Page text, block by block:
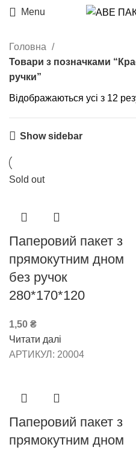
Menu
Головна
Товари з позначками
ручки”
Відображаються усі з 12
Show sidebar
Sold out
Паперовий пакет з
прямокутним дном
без ручок
280*170*120
1,50 ₴
Читати далі
АРТИКУЛ: 20004
Паперовий пакет з
прямокутним дном